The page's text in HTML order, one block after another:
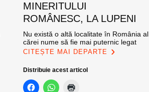
MINERITULUI
ROMÂNESC, LA LUPENI
Nu există o altă localitate în România al
cărei nume să fie mai puternic legat
CITEȘTE MAI DEPARTE
Distribuie acest articol